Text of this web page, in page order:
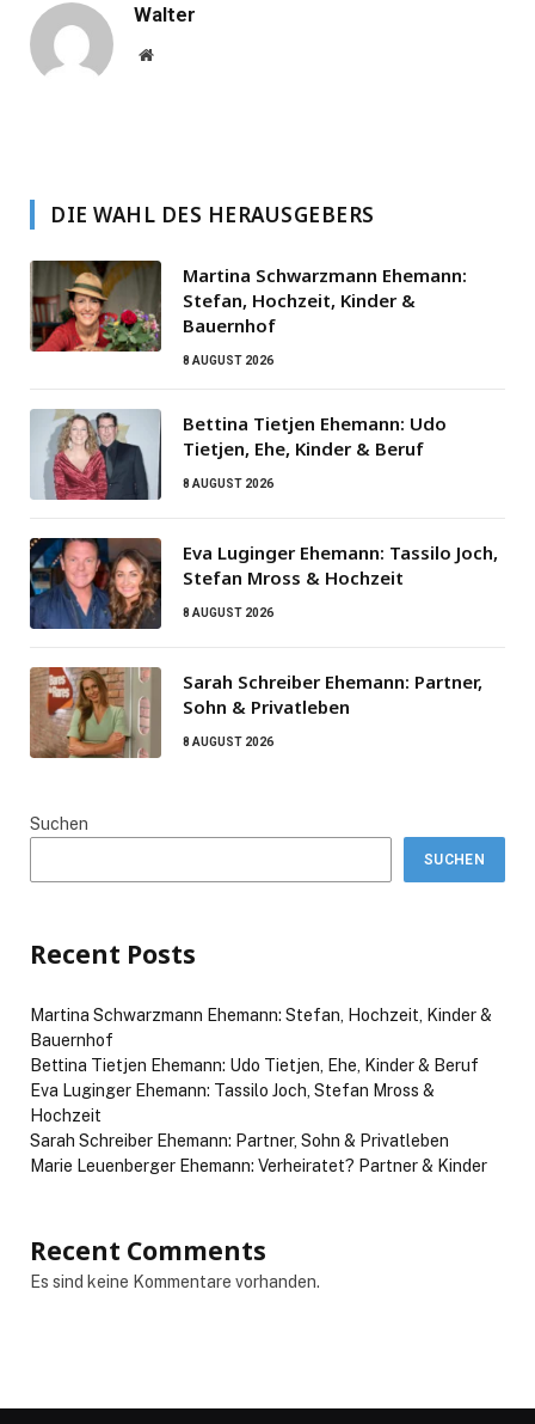
Walter
Website
DIE WAHL DES HERAUSGEBERS
Martina Schwarzmann Ehemann:
Stefan, Hochzeit, Kinder &
Bauernhof
8 AUGUST 2026
Bettina Tietjen Ehemann: Udo
Tietjen, Ehe, Kinder & Beruf
8 AUGUST 2026
Eva Luginger Ehemann: Tassilo Joch,
Stefan Mross & Hochzeit
8 AUGUST 2026
Sarah Schreiber Ehemann: Partner,
Sohn & Privatleben
8 AUGUST 2026
Suchen
SUCHEN
Recent Posts
Martina Schwarzmann Ehemann: Stefan, Hochzeit, Kinder &
Bauernhof
Bettina Tietjen Ehemann: Udo Tietjen, Ehe, Kinder & Beruf
Eva Luginger Ehemann: Tassilo Joch, Stefan Mross &
Hochzeit
Sarah Schreiber Ehemann: Partner, Sohn & Privatleben
Marie Leuenberger Ehemann: Verheiratet? Partner & Kinder
Recent Comments
Es sind keine Kommentare vorhanden.